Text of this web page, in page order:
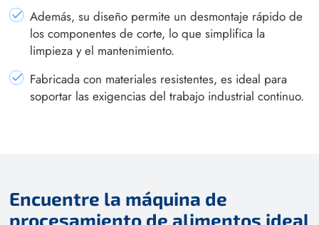
Además, su diseño permite un desmontaje rápido de
los componentes de corte, lo que simplifica la
limpieza y el mantenimiento.
Fabricada con materiales resistentes, es ideal para
soportar las exigencias del trabajo industrial continuo.
Encuentre la máquina de
procesamiento de alimentos ideal